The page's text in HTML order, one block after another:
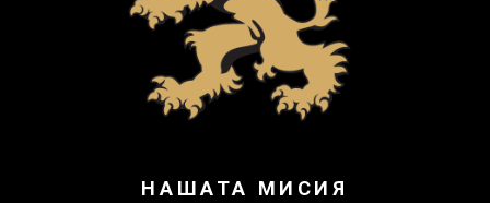
НАШАТА МИСИЯ